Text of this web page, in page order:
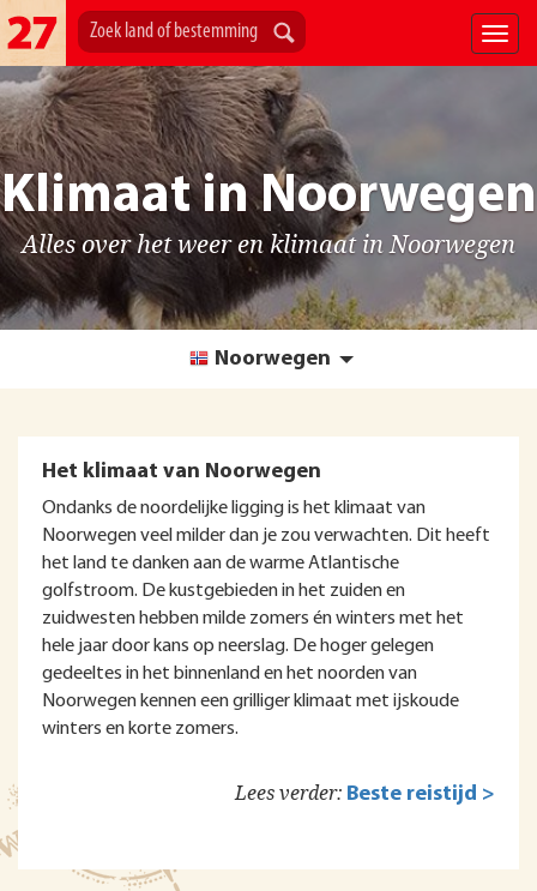
Klimaat in Noorwegen
Alles over het weer en klimaat in Noorwegen
Noorwegen
Het klimaat van Noorwegen
Ondanks de noordelijke ligging is het klimaat van
Noorwegen veel milder dan je zou verwachten. Dit heeft
het land te danken aan de warme Atlantische
golfstroom. De kustgebieden in het zuiden en
zuidwesten hebben milde zomers én winters met het
hele jaar door kans op neerslag. De hoger gelegen
gedeeltes in het binnenland en het noorden van
Noorwegen kennen een grilliger klimaat met ijskoude
winters en korte zomers.
Lees verder: Beste reistijd >